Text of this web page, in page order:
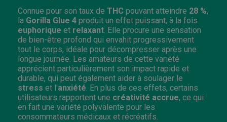
Connue pour son taux de THC pouvant atteindre 28 %,
la Gorilla Glue 4 produit un effet puissant, à la fois
euphorique et relaxant . Elle procure une sensation
de bien-être profond qui envahit progressivement
tout le corps, idéale pour décompresser après une
longue journée. Les amateurs de cette variété
apprécient particulièrement son impact rapide et
durable, qui peut également aider à soulager le
stress et l'anxiété . En plus de ces effets, certains
utilisateurs rapportent une créativité accrue, ce qui
en fait une variété polyvalente pour les
consommateurs médicaux et récréatifs.